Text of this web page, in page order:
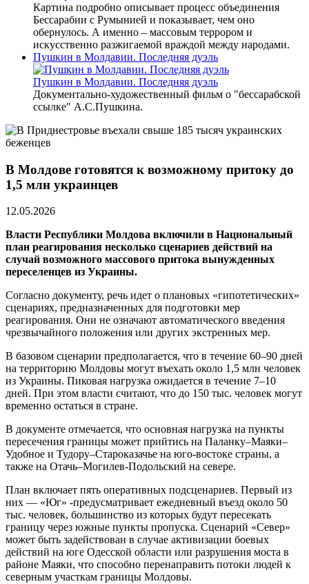
Картина подробно описывает процесс объединения
Бессарабии с Румынией и показывает, чем оно
обернулось. А именно – массовым террором и
искусственно разжигаемой враждой между народами.
Пушкин в Молдавии. Последняя дуэль
Пушкин в Молдавии. Последняя дуэль
Документально-художественный фильм о "бессарабской
ссылке" А.С.Пушкина.
В Молдове готовятся к возможному притоку до
1,5 млн украинцев
12.05.2026
Власти Республики Молдова включили в Национальный
план реагирования несколько сценариев действий на
случай возможного массового притока вынужденных
переселенцев из Украины.
Согласно документу, речь идет о плановых «гипотетических»
сценариях, предназначенных для подготовки мер
реагирования. Они не означают автоматического введения
чрезвычайного положения или других экстренных мер.
В базовом сценарии предполагается, что в течение 60–90 дней
на территорию Молдовы могут въехать около 1,5 млн человек
из Украины. Пиковая нагрузка ожидается в течение 7–10
дней. При этом власти считают, что до 150 тыс. человек могут
временно остаться в стране.
В документе отмечается, что основная нагрузка на пункты
пересечения границы может прийтись на Паланку–Маяки–
Удобное и Тудору–Староказачье на юго-востоке страны, а
также на Отачь–Могилев-Подольский на севере.
План включает пять оперативных подсценариев. Первый из
них — «Юг» -предусматривает ежедневный въезд около 50
тыс. человек, большинство из которых будут пересекать
границу через южные пункты пропуска. Сценарий «Север»
может быть задействован в случае активизации боевых
действий на юге Одесской области или разрушения моста в
районе Маяки, что способно перенаправить потоки людей к
северным участкам границы Молдовы.